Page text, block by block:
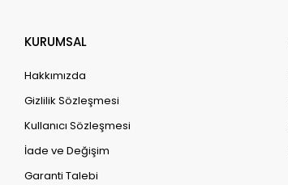
KURUMSAL
Hakkımızda
Gizlilik Sözleşmesi
Kullanıcı Sözleşmesi
İade ve Değişim
Garanti Talebi